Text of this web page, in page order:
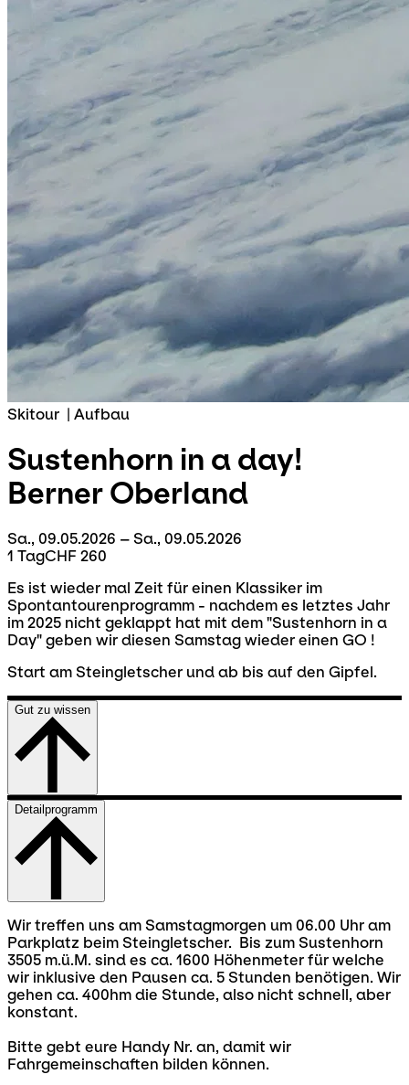
Skitour | Aufbau
Sustenhorn in a day!
Berner Oberland
Sa., 09.05.2026 – Sa., 09.05.2026
1 TagCHF 260
Es ist wieder mal Zeit für einen Klassiker im
Spontantourenprogramm - nachdem es letztes Jahr
im 2025 nicht geklappt hat mit dem "Sustenhorn in a
Day" geben wir diesen Samstag wieder einen GO !
Start am Steingletscher und ab bis auf den Gipfel.
Gut zu wissen
Detailprogramm
Wir treffen uns am Samstagmorgen um 06.00 Uhr am
Parkplatz beim Steingletscher. Bis zum Sustenhorn
3505 m.ü.M. sind es ca. 1600 Höhenmeter für welche
wir inklusive den Pausen ca. 5 Stunden benötigen. Wir
gehen ca. 400hm die Stunde, also nicht schnell, aber
konstant.
Bitte gebt eure Handy Nr. an, damit wir
Fahrgemeinschaften bilden können.